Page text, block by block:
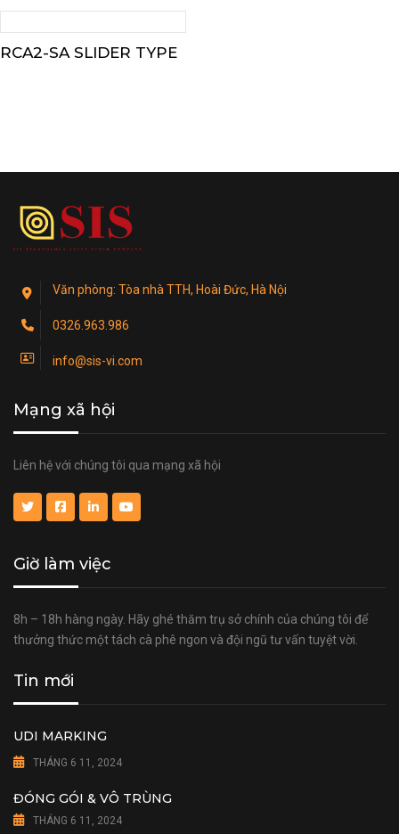
RCA2-SA SLIDER TYPE
Văn phòng: Tòa nhà TTH, Hoài Đức, Hà Nội
0326.963.986
info@sis-vi.com
Mạng xã hội
Liên hệ với chúng tôi qua mạng xã hội
Giờ làm việc
8h – 18h hàng ngày. Hãy ghé thăm trụ sở chính của chúng tôi để
thưởng thức một tách cà phê ngon và đội ngũ tư vấn tuyệt vời.
Tin mới
UDI MARKING
THÁNG 6 11, 2024
ĐÓNG GÓI & VÔ TRÙNG
THÁNG 6 11, 2024